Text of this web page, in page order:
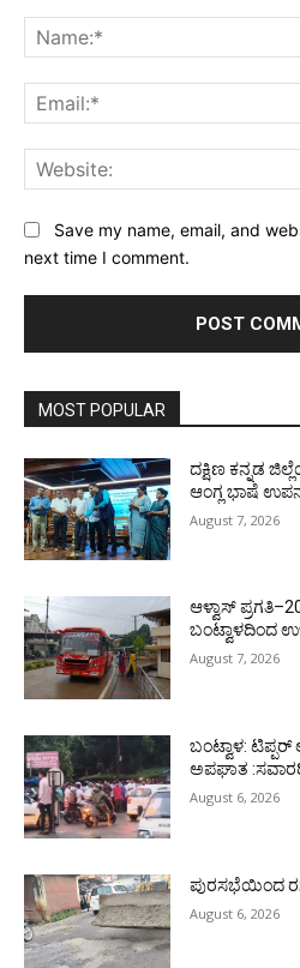
Save my name, email, and
next time I comment.
MOST POPULAR
ದಕ್ಷಿಣ ಕನ್ನಡ
ಆಂಗ್ಲ ಭಾಷೆ
August 7, 2026
ಆಳ್ವಾಸ್
ಬಂಟ್ವಾಳದಿಂದ
August 7, 2026
ಬಂಟ್ವಾಳ: ಟಿಪ್ಪರ್
ಅಪಘಾತ
August 6, 2026
ಪುರಸಭೆಯಿಂದ
August 6, 2026